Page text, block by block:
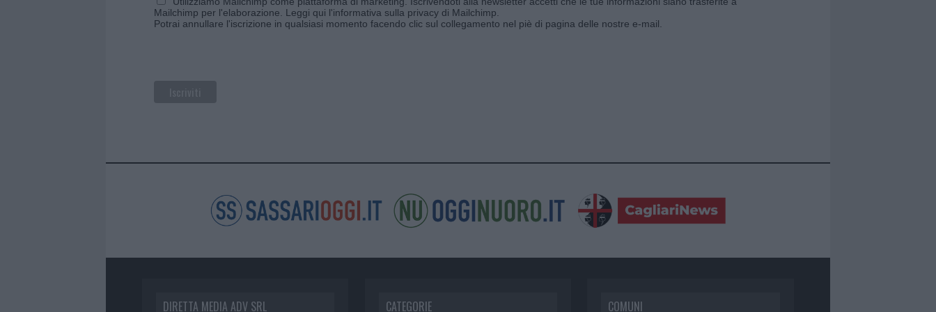
Mailchimp per l'elaborazione. Leggi qui l'informativa sulla privacy di Mailchimp
Potrai annullare l'iscrizione in qualsiasi momento facendo clic sul collegamento nel piè di pagina delle nostre e-mail.
DIRETTA MEDIA ADV SRL
CATEGORIE COMUNI